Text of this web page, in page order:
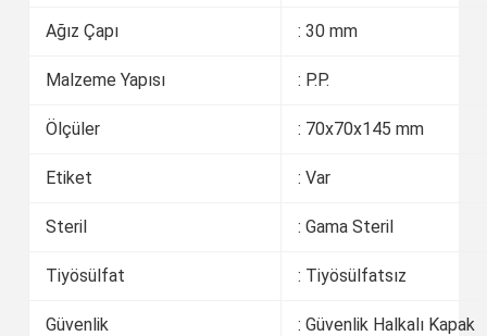
Ağız Çapı : 30 mm
Malzeme Yapısı : P.P.
Ölçüler : 70x70x145 mm
Etiket : Var
Steril : Gama Steril
Tiyösülfat : Tiyösülfatsız
Güvenlik : Güvenlik Halkalı Kapak